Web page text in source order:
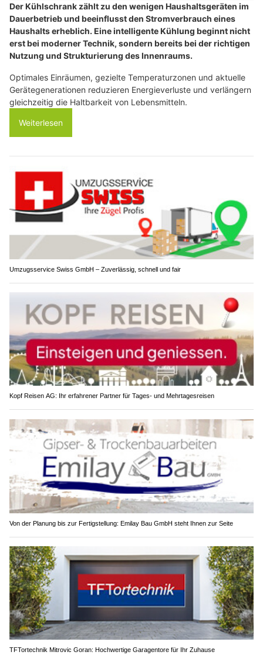
Der Kühlschrank zählt zu den wenigen Haushaltsgeräten im
Dauerbetrieb und beeinflusst den Stromverbrauch eines
Haushalts erheblich. Eine intelligente Kühlung beginnt nicht
erst bei moderner Technik, sondern bereits bei der richtigen
Nutzung und Strukturierung des Innenraums.
Optimales Einräumen, gezielte Temperaturzonen und aktuelle
Gerätegenerationen reduzieren Energieverluste und verlängern
gleichzeitig die Haltbarkeit von Lebensmitteln.
Weiterlesen
Umzugsservice Swiss GmbH – Zuverlässig, schnell und fair
Kopf Reisen AG: Ihr erfahrener Partner für Tages- und Mehrtagesreisen
Von der Planung bis zur Fertigstellung: Emilay Bau GmbH steht Ihnen zur Seite
TFTortechnik Mitrovic Goran: Hochwertige Garagentore für Ihr Zuhause